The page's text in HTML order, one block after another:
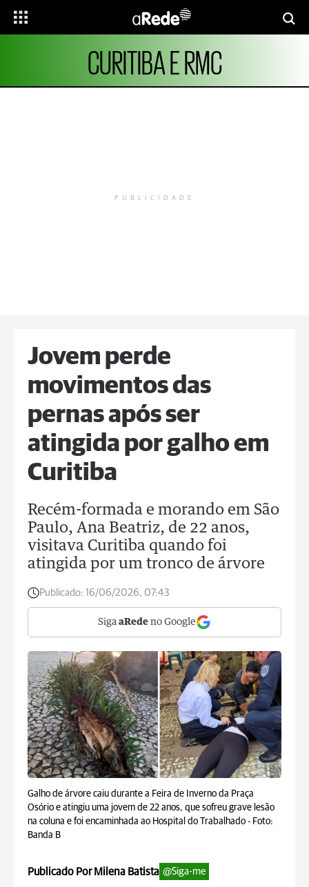
CURITIBA E RMC
PUBLICIDADE
Jovem perde
movimentos das
pernas após ser
atingida por galho em
Curitiba
Recém-formada e morando em São
Paulo, Ana Beatriz, de 22 anos,
visitava Curitiba quando foi
atingida por um tronco de árvore
Publicado: 16/06/2026, 07:43
Siga aRede no Google
Galho de árvore caiu durante a Feira de Inverno da Praça
Osório e atingiu uma jovem de 22 anos, que sofreu grave lesão
na coluna e foi encaminhada ao Hospital do Trabalhado - Foto:
Banda B
Publicado Por Milena Batista @Siga-me